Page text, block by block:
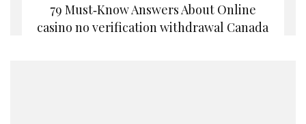
79 Must‑Know Answers About Online
casino no verification withdrawal Canada